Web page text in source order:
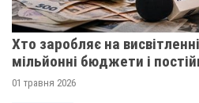
Хто заробляє на
мільйонні бюджети і
01 травня 2026